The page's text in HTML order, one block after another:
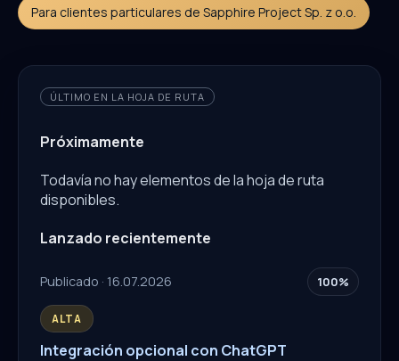
Para clientes particulares de Sapphire Project Sp. z o.o.
ÚLTIMO EN LA HOJA DE RUTA
Próximamente
Todavía no hay elementos de la hoja de ruta
disponibles.
Lanzado recientemente
Publicado · 16.07.2026 100%
ALTA
Integración opcional con ChatGPT